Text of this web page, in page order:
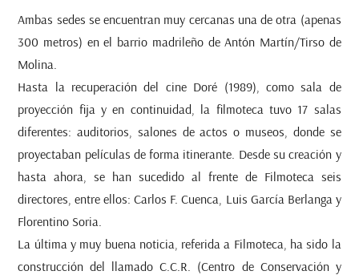
Ambas sedes se encuentran muy cercanas una de otra (apenas
300 metros) en el barrio madrileño de Antón Martín/Tirso de
Molina.
Hasta la recuperación del cine Doré (1989), como sala de
proyección fija y en continuidad, la filmoteca tuvo 17 salas
diferentes: auditorios, salones de actos o museos, donde se
proyectaban películas de forma itinerante. Desde su creación y
hasta ahora, se han sucedido al frente de Filmoteca seis
directores, entre ellos: Carlos F. Cuenca, Luis García Berlanga y
Florentino Soria.
La última y muy buena noticia, referida a Filmoteca, ha sido la
construcción del llamado C.C.R. (Centro de Conservación y